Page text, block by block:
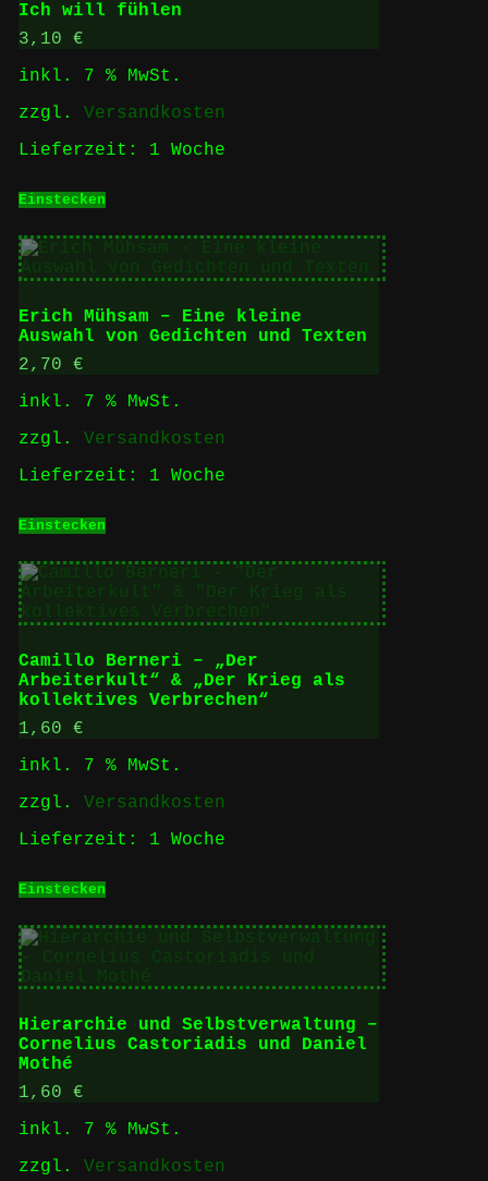
Ich will fühlen
3,10 €
inkl. 7 % MwSt.
zzgl. Versandkosten
Lieferzeit: 1 Woche
Einstecken
Erich Mühsam – Eine kleine
Auswahl von Gedichten und Texten
2,70 €
inkl. 7 % MwSt.
zzgl. Versandkosten
Lieferzeit: 1 Woche
Einstecken
Camillo Berneri – „Der
Arbeiterkult“ & „Der Krieg als
kollektives Verbrechen“
1,60 €
inkl. 7 % MwSt.
zzgl. Versandkosten
Lieferzeit: 1 Woche
Einstecken
Hierarchie und Selbstverwaltung –
Cornelius Castoriadis und Daniel
Mothé
1,60 €
inkl. 7 % MwSt.
zzgl. Versandkosten